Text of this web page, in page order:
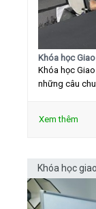
Khóa học
Khóa học
những câu
Xem thêm
Khóa học